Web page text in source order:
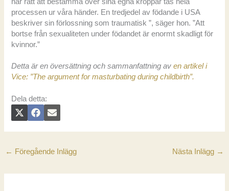
processen ur våra händer. En tredjedel av födande i USA
beskriver sin förlossning som traumatisk ”, säger hon. ”Att
bortse från sexualiteten under födandet är enormt skadligt för
kvinnor.”
Detta är en översättning och sammanfattning aven artikel i
Vice: ”The argument for masturbating during childbirth”.
Dela detta:
DELA
PÅ
X
(
T
T
R
DELA
PÅ
F
A
C
O
DELA
PÅ
E
-
P
T
← Föregående Inlägg Nästa Inlägg →